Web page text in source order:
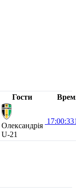
Гости
Олександрія
U-21
17:00:33